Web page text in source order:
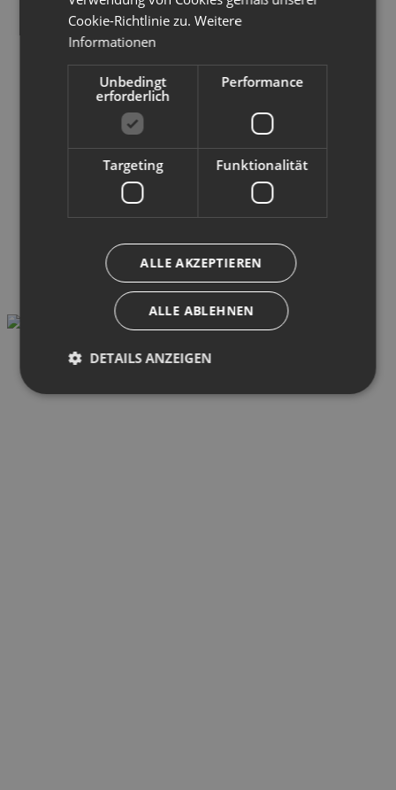
Cookie-Richtlinie zu.Weitere
Informationen
Unbedingt
erforderlich
Performance
Targeting Funktionalität
ALLE AKZEPTIEREN
ALLE ABLEHNEN
DETAILS ANZEIGEN